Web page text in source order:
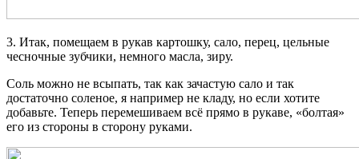
3. Итак, помещаем в рукав картошку, сало, перец, цельные
чесночные зубчики, немного масла, зиру.
Соль можно не всыпать, так как зачастую сало и так
достаточно соленое, я например не кладу, но если хотите
добавьте. Теперь перемешиваем всё прямо в рукаве, «болтая»
его из стороны в сторону руками.